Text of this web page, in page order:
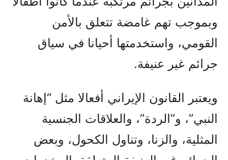
وبموجب تهم غامضة تتعلق بالأمن
القومي، واستخدمتها أحيانا في سياق
جرائم غير عنيفة.
ويعتبر القانون الإيراني أفعالا مثل “إهانة
النبي”، و”الردة”، والعلاقات الجنسية
المثلية، والزنا، وتناول الكحول، وبعض